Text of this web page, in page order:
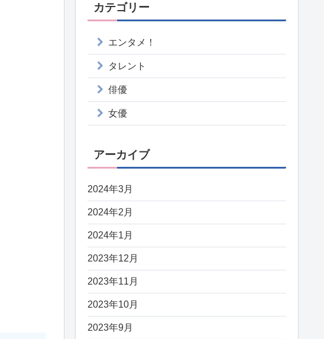
カテゴリー
エンタメ！
タレント
俳優
女優
アーカイブ
2024年3月
2024年2月
2024年1月
2023年12月
2023年11月
2023年10月
2023年9月